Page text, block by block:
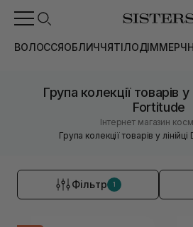
ВОЛОССЯОБЛИЧЧЯТІЛОДІММЕРЧ
Група колекції товарів у
Fortitude
Інтернет магазин
Група колекції товарів у
Фільтр 1